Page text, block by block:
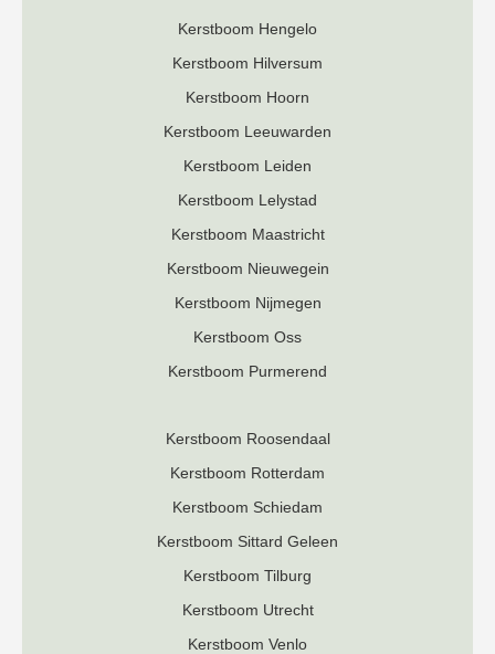
Kerstboom Hengelo
Kerstboom Hilversum
Kerstboom Hoorn
Kerstboom Leeuwarden
Kerstboom Leiden
Kerstboom Lelystad
Kerstboom Maastricht
Kerstboom Nieuwegein
Kerstboom Nijmegen
Kerstboom Oss
Kerstboom Purmerend
Kerstboom Roosendaal
Kerstboom Rotterdam
Kerstboom Schiedam
Kerstboom Sittard Geleen
Kerstboom Tilburg
Kerstboom Utrecht
Kerstboom Venlo